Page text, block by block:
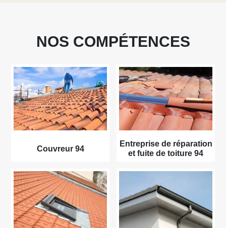
NOS COMPÉTENCES
Couvreur 94
Entreprise de réparation
et fuite de toiture 94